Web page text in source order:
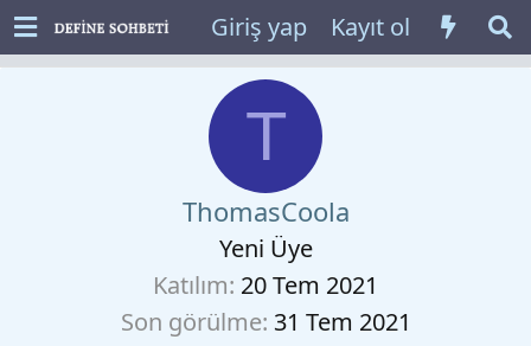
Giriş yap Kayıt ol
T
ThomasCoola
Yeni Üye
Katılım 20 Tem 2021
Son görülme 31 Tem 2021